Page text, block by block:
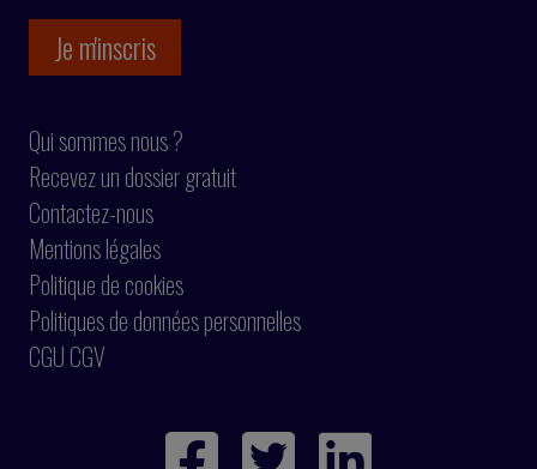
Qui sommes nous ?
Recevez un dossier gratuit
Contactez-nous
Mentions légales
Politique de cookies
Politiques de données personnelles
CGU CGV